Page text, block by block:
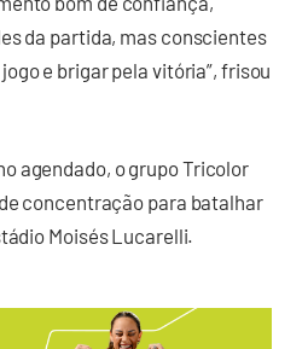
da partida, mas conscientes
e brigar pela vitória”, frisou
agendado, o grupo Tricolor
concentração para batalhar
Moisés Lucarelli.